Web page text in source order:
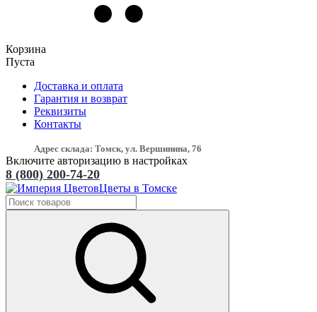
Корзина
Пуста
Доставка и оплата
Гарантия и возврат
Реквизиты
Контакты
Адрес склада: Томск, ул. Вершинина, 76
Включите авторизацию в настройках
8 (800) 200-74-20
Цветы в Томске